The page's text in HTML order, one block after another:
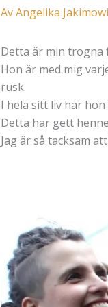
AvAngelika
Detta är min trogna
Hon är med mig
rusk.
I hela sitt liv har
Detta har gett
Jag är så tacksam